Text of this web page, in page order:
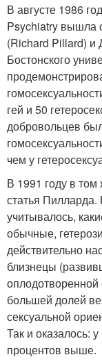
В августе 1986
Psychiatry вышла
(Richard Pillard) и
Бостонского
гей и 50
добровольцев
чем у
В 1991 году в
статья
учитывалось,
обычные,
действительно
близнецы
большей долей
сексуальной
Так и оказалось:
процентов выше.